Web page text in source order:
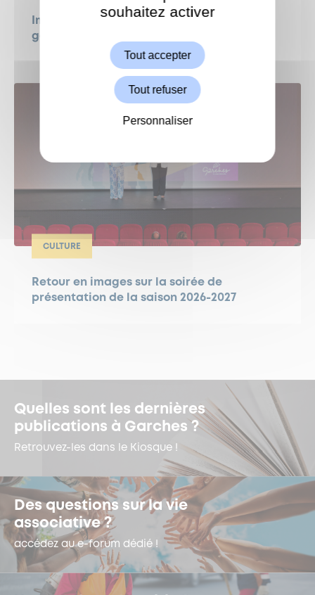
Immersion en Bavière pour nos jeunes
garchois
CULTURE
Retour en images sur la soirée de
présentation de la saison 2026-2027
Quelles sont les dernières
publications à Garches ?
Retrouvez-les dans le Kiosque !
Des questions sur la vie
associative ?
accédez au e-forum dédié !
ShareThis est désactivé.
souhaitez activer
Tout accepter
Tout refuser
Personnaliser